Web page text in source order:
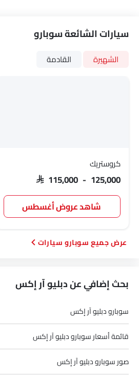
سيارات الشائعة سوبارو
الشهيرة القادمة
كروستريك
SAR 115,000 - 125,000
شاهد عروض أغسطس
سوبارو سيارات
بحث إضافي عن دبليو آر إكس
سوبارو دبليو آر إكس
قائمة أسعار سوبارو دبليو آر إكس
صور سوبارو دبليو آر إكس